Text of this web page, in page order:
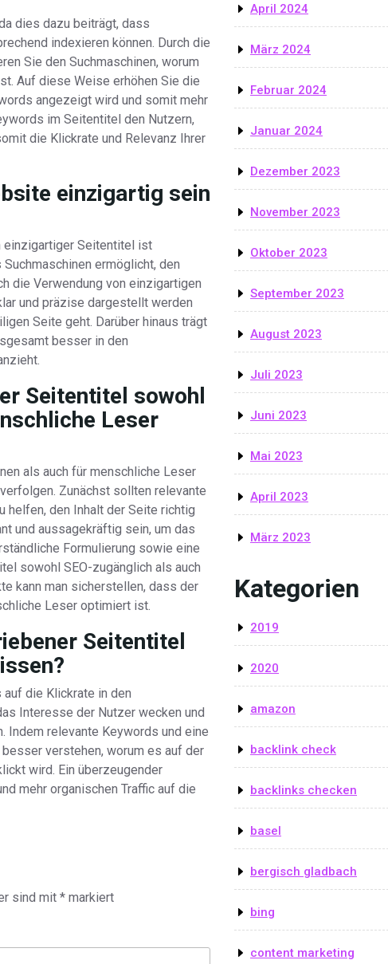
dies dazu beiträgt, dass
indexieren können. Durch die
Sie den Suchmaschinen, worum
Auf diese Weise erhöhen Sie die
angezeigt wird und somit mehr
im Seitentitel den Nutzern,
die Klickrate und Relevanz Ihrer
einzigartig sein
einzigartiger Seitentitel ist
ermöglicht, den
die Verwendung von einzigartigen
und präzise dargestellt werden
Seite geht. Darüber hinaus trägt
besser in den
Seitentitel sowohl
Leser
als auch für menschliche Leser
Zunächst sollten relevante
helfen, den Inhalt der Seite richtig
und aussagekräftig sein, um das
Formulierung sowie eine
sowohl SEO-zugänglich als auch
kann man sicherstellen, dass der
Leser optimiert ist.
Seitentitel
die Klickrate in den
Interesse der Nutzer wecken und
Indem relevante Keywords und eine
verstehen, worum es auf der
wird. Ein überzeugender
mehr organischen Traffic auf die
sind mit * markiert
April 2024
März 2024
Februar 2024
Januar 2024
Dezember 2023
November 2023
Oktober 2023
September 2023
August 2023
Juli 2023
Juni 2023
Mai 2023
April 2023
März 2023
Kategorien
2019
2020
amazon
backlink check
backlinks checken
basel
bergisch gladbach
bing
content marketing